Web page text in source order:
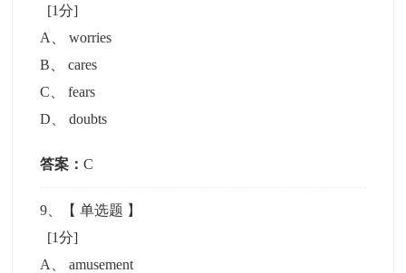
[1分]
A
、worries
B 、cares
C 、fears
D 、doubts
答案：C
9 、【单选题 】
[1分]
A
、amusement